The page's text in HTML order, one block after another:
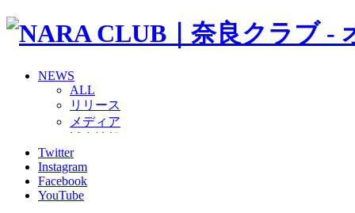
NEWS
ALL
リリース
メディア
グッズ
ファンコミュニティ
普及・育成
ホームタウン
Twitter
Instagram
Facebook
YouTube